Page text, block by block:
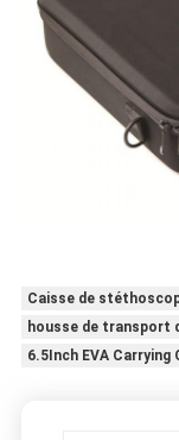
Caisse de
housse de transport
6.5Inch EVA Carrying